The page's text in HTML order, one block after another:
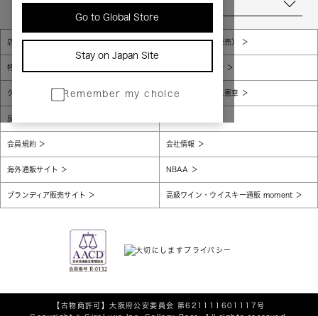
Go to Global Store
Stay on Japan Site
Remember my choice
当店について
店舗一覧 販売規約（店頭販売）
特定商取引法に基づく表示 個人情報保護方針
グローバルプライバシーポリシー コンプライアンス憲章
反社会的勢力に対する基本方針
会員規約 会社情報
海外通販サイト NBAA
ブランディア販売サイト 高級ワイン・ウイスキー通販 moment
【古物商許可】大阪府公安委員会 第621111601117号